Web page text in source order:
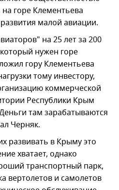
горе Клементьева
малой авиации.
на 25 лет за 200
нужен горе
гору Клементьева
тому инвестору,
коммерческой
Республики Крым
там зарабатываются
Черняк.
развивать в Крыму это
хватает, однако
транспортный парк,
вертолетов и самолетов